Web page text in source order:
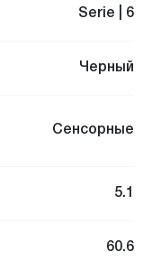
Serie | 6
Черный
Сенсорные
5.1
60.6